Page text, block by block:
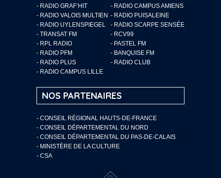
- RADIO GRAF’HIT
- RADIO CAMPUS AMIENS
- RADIO VALOIS MULTIEN - RADIO PUISALEINE
- RADIO UYLENSPIEGEL
- RADIO SCARPE SENSÉE
- TRANSAT FM
- RCV99
- RPL RADIO
- PASTEL FM
- RADIO PFM
- BANQUISE FM
- RADIO PLUS
- RADIO CLUB
- RADIO CAMPUS LILLE
NOS PARTENAIRES
- CONSEIL RÉGIONAL HAUTS-DE-FRANCE
- CONSEIL DÉPARTEMENTAL DU NORD
- CONSEIL DÉPARTEMENTAL DU PAS-DE-CALAIS
- MINISTÈRE DE LA CULTURE
- CSA